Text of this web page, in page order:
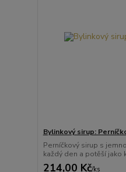
Bylinkový sirup:
Perníčkový sirup s
každý den a potěší jako
214,00 Kč/ks